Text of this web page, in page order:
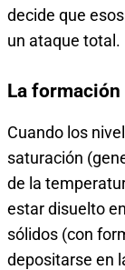
decide que
un ataque total.
La
Cuando los
saturación
de la
estar disuelto
sólidos (con
depositarse en